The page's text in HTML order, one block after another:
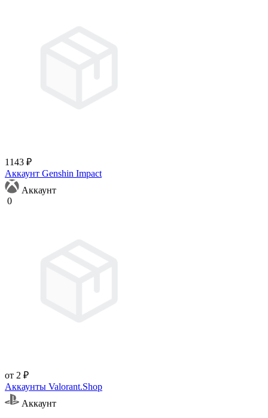
1143 ₽
Аккаунт Genshin Impact
Аккаунт
0
от 2 ₽
Аккаунты Valorant.Shop
Аккаунт